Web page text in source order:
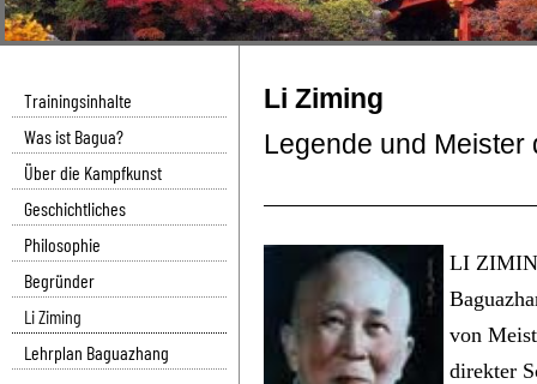
Trainingsinhalte
Was ist Bagua?
Über die Kampfkunst
Geschichtliches
Philosophie
Begründer
Li Ziming
Lehrplan Baguazhang
Li Ziming
Legende und Meister
LI
von
direkter